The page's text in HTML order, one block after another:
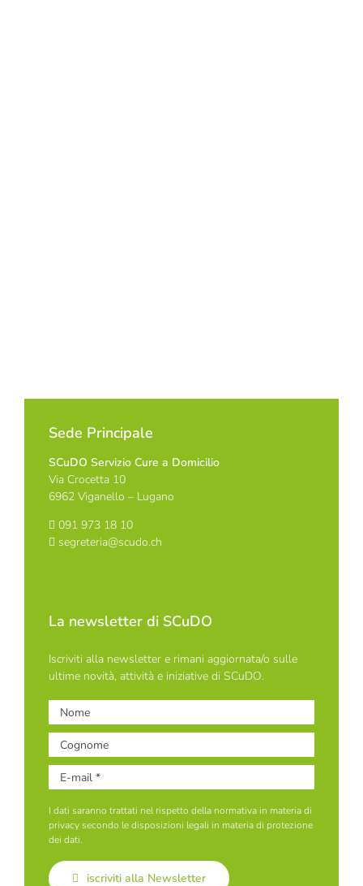
Sede Principale
SCuDO Servizio Cure a Domicilio
Via Crocetta 10
6962 Viganello – Lugano
091 973 18 10
segreteria@scudo.ch
La newsletter di SCuDO
Iscriviti alla newsletter e rimani aggiornata/o sulle
ultime novità, attività e iniziative di SCuDO.
I dati saranno trattati nel rispetto della normativa in materia di
privacy secondo le disposizioni legali in materia di protezione
dei dati.
iscriviti alla Newsletter